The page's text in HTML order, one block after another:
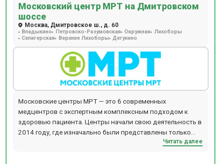
Московский центр МРТ на Дмитровском
шоссе
Москва, Дмитровское ш., д. 60
Владыкино Петровско-Разумовская Окружная Лихоборы
Селигерская Верхние Лихоборы Дегунино
Московские центры МРТ — это 6 современных
медцентров с экспертным комплексным подходом к
здоровью пациента. Центры начали свою деятельность в
2014 году, где изначально были представлены только
услуги МРТ. В настоящее время здесь предлагаетсяЧитать далее